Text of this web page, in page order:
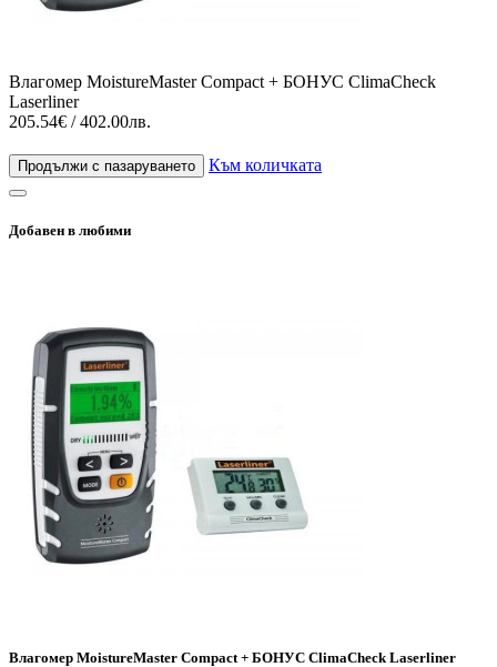
Влагомер MoistureMaster Compact + БОНУС ClimaCheck
Laserliner
205.54€ / 402.00лв.
Продължи с пазаруването Към количката
Добавен в любими
Влагомер MoistureMaster Compact + БОНУС ClimaCheck Laserliner